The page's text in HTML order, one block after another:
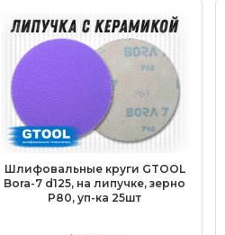
Шлифовальные круги GTOOL
Bora-7 d125, на липучке, зерно
P80, уп-ка 25шт